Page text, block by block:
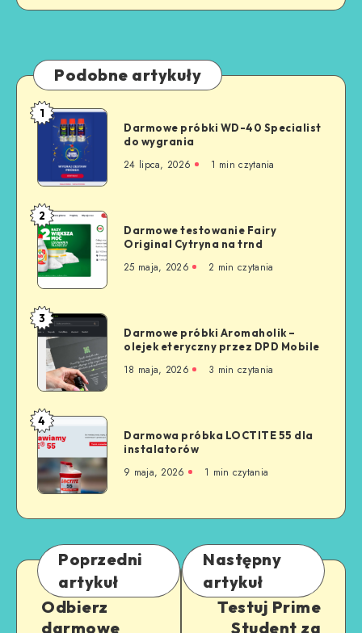
Podobne artykuły
1
Darmowe próbki WD-40 Specialist
do wygrania
24 lipca, 2026 1 min czytania
2
Darmowe testowanie Fairy
Original Cytryna na trnd
25 maja, 2026 2 min czytania
3
Darmowe próbki Aromaholik –
olejek eteryczny przez DPD Mobile
18 maja, 2026 3 min czytania
4
Darmowa próbka LOCTITE 55 dla
instalatorów
9 maja, 2026 1 min czytania
Poprzedni
artykuł
Odbierz
darmowe
Następny
artykuł
Testuj Prime
Student za